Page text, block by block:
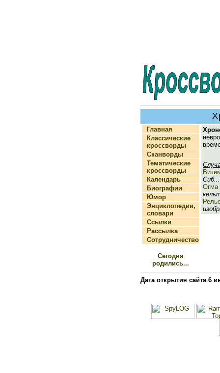
Главная
Классические
кроссворды
Сканворды
Тематические
кроссворды
Календарь
Биографии
Юмор
Энциклопедии,
словари
Ссылки
Рассылка
Сотрудничество
Сегодня
родились...
Сиб...
Огма
Дата открытия сайта 6